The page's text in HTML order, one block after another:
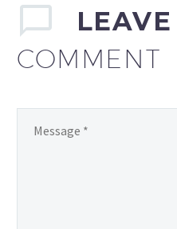
Duis
nibh
sit
COMMENT